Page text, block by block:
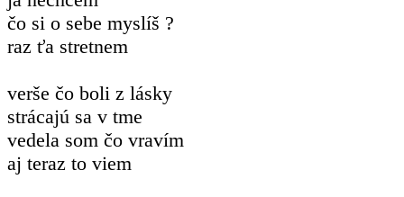
čo si o sebe myslíš ?
raz ťa stretnem
verše čo boli z lásky
strácajú sa v tme
vedela som čo vravím
aj teraz to viem